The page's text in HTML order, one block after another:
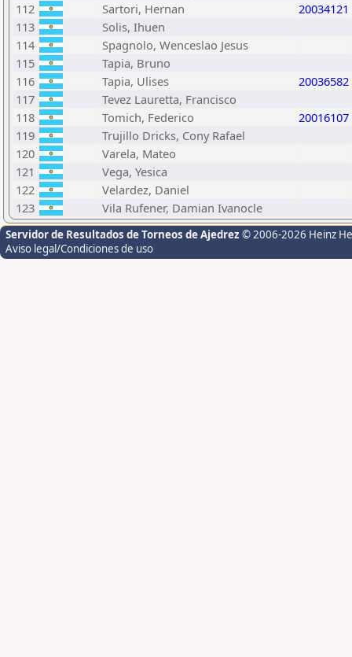
112
Sartori, Hernan
20034121
113
Solis, Ihuen
114
Spagnolo, Wenceslao Jesus
115
Tapia, Bruno
116
Tapia, Ulises
20036582
117
Tevez Lauretta, Francisco
118
Tomich, Federico
20016107
119
Trujillo Dricks, Cony Rafael
120
Varela, Mateo
121
Vega, Yesica
122
Velardez, Daniel
123
Vila Rufener, Damian Ivanocle
Servidor de Resultados de Torneos de Ajedrez © 2006-2026 Heinz
Aviso legal/Condiciones de uso